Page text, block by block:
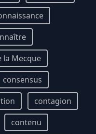
la Mecque
consensus
contagion
contenu